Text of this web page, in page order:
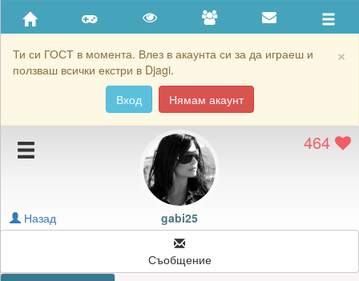
×
Ти си ГОСТ в момента. Влез в акаунта си за да играеш и
ползваш всички екстри в Djagi.
Вход
Нямам акаунт
Приятели
Хронология на игри
Подаръците на gabi25
Картичките на gabi25
Блокирай gabi25
464
gabi25
Назад
Съобщение